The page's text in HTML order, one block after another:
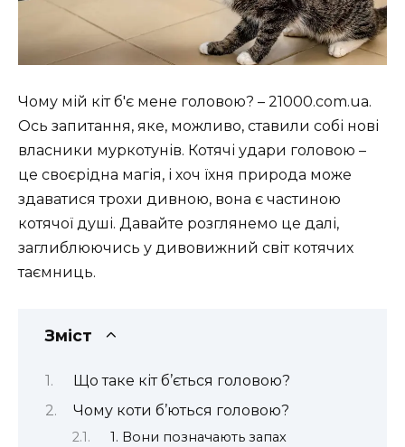
Чому мій кіт б'є мене головою? – 21000.com.ua.
Ось запитання, яке, можливо, ставили собі нові
власники муркотунів. Котячі удари головою –
це своєрідна магія, і хоч їхня природа може
здаватися трохи дивною, вона є частиною
котячої душі. Давайте розглянемо це далі,
заглиблюючись у дивовижний світ котячих
таємниць.
Зміст
Що таке кіт б’ється головою?
Чому коти б’ються головою?
1. Вони позначають запах